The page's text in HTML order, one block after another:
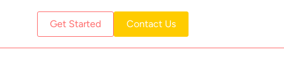
Get Started Contact Us